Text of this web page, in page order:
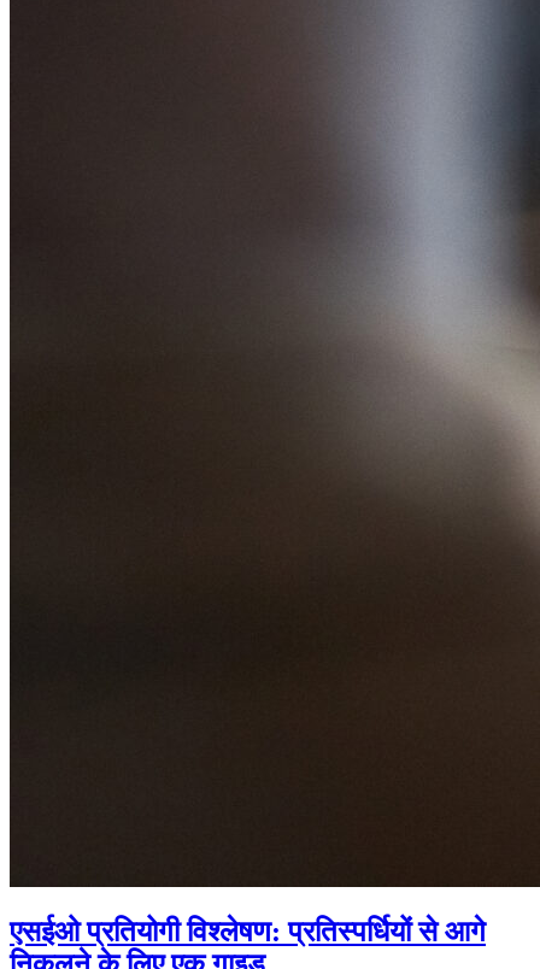
एसईओ प्रतियोगी विश्लेषण: प्रतिस्पर्धियों से आगे